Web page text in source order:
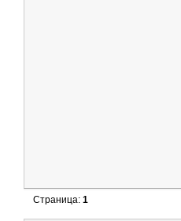
Страница:1